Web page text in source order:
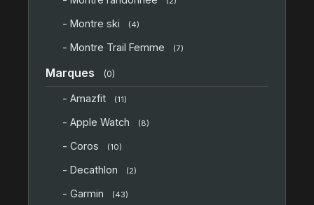
- Montre ski (4)
- Montre Trail Femme (7)
Marques (0)
- Amazfit (11)
- Apple Watch (8)
- Coros (10)
- Decathlon (2)
- Garmin (43)